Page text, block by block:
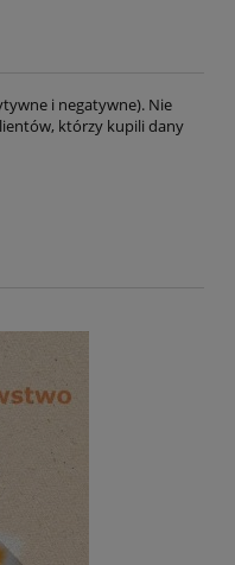
i negatywne). Nie
którzy kupili dany